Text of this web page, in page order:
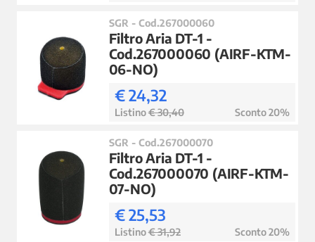
SGR - Cod.267000060
Filtro Aria DT-1 -
Cod.267000060 (AIRF-KTM-
06-NO)
€ 24,32
Listino€ 30,40 Sconto 20%
SGR - Cod.267000070
Filtro Aria DT-1 -
Cod.267000070 (AIRF-KTM-
07-NO)
€ 25,53
Listino€ 31,92 Sconto 20%